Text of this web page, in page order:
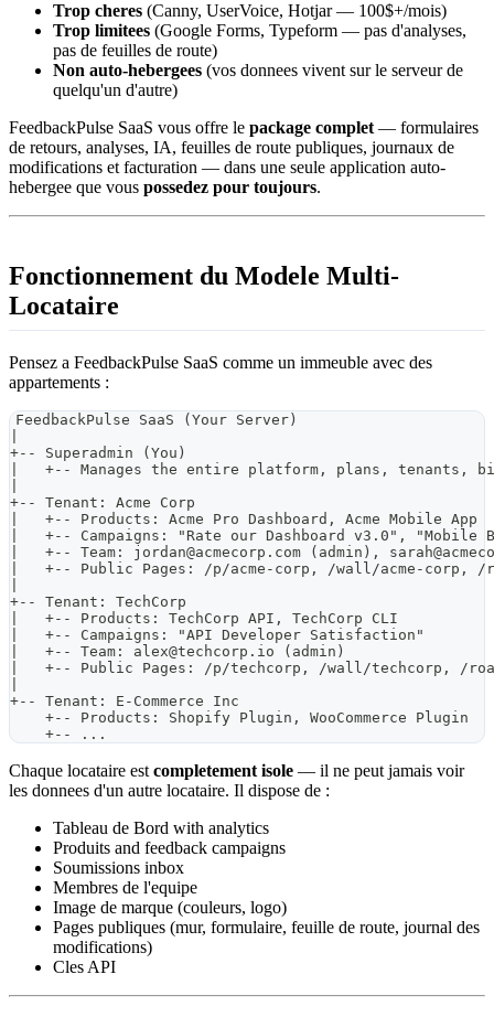
Trop cheres (Canny, UserVoice, Hotjar — 100$+/mois)
Trop limitees (Google Forms, Typeform — pas d'analyses,
pas de feuilles de route)
Non auto-hebergees (vos donnees vivent sur le serveur de
quelqu'un d'autre)
FeedbackPulse SaaS vous offre le package complet — formulaires
de retours, analyses, IA, feuilles de route publiques, journaux de
modifications et facturation — dans une seule application auto-
hebergee que vous possedez pour toujours.
Fonctionnement du Modele Multi-
Locataire
Pensez a FeedbackPulse SaaS comme un immeuble avec des
appartements :
FeedbackPulse SaaS (Your Server)
+-- Superadmin (You)
|   +-- Manages the entire platform, plans, tenants,
+-- Tenant: Acme Corp
|   +-- Products: Acme Pro Dashboard, Acme Mobile App
|   +-- Campaigns: "Rate our Dashboard v3.0", "Mobile
|   +-- Team: jordan@acmecorp.com (admin),
|   +-- Public Pages: /p/acme-corp, /wall/acme-corp, /
+-- Tenant: TechCorp
|   +-- Products: TechCorp API, TechCorp CLI
|   +-- Campaigns: "API Developer Satisfaction"
|   +-- Team: alex@techcorp.io (admin)
|   +-- Public Pages: /p/techcorp, /wall/techcorp, /
+-- Tenant: E-Commerce Inc
    +-- Products: Shopify Plugin, WooCommerce Plugin
    +-- ...
Chaque locataire est completement isole — il ne peut jamais voir
les donnees d'un autre locataire. Il dispose de :
Tableau de Bord with analytics
Produits and feedback campaigns
Soumissions inbox
Membres de l'equipe
Image de marque (couleurs, logo)
Pages publiques (mur, formulaire, feuille de route, journal des
modifications)
Cles API